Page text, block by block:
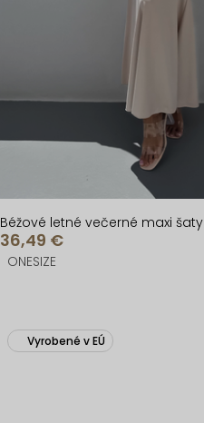
Béžové letné večerné maxi šaty
36,49 €
ONESIZE
Vyrobené v EÚ